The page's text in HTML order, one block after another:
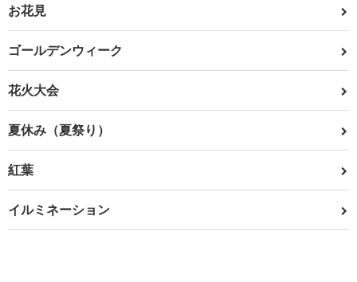
お花見
ゴールデンウィーク
花火大会
夏休み（夏祭り）
紅葉
イルミネーション